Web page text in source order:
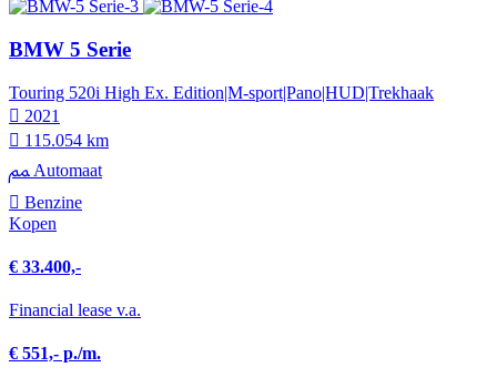
BMW 5 Serie
Touring 520i High Ex. Edition|M-sport|Pano|HUD|Trekhaak
2021
115.054 km
Automaat
Benzine
Kopen
€ 33.400,-
Financial lease v.a.
€ 551,- p./m.